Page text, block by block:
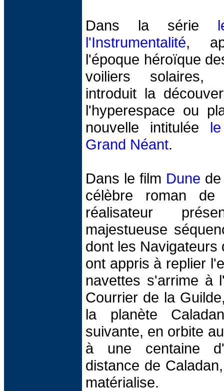
Dans la série
l'Instrumentalité,
l'époque héroïque
voiliers solaires,
introduit la
l'hyperespace ou
nouvelle intitulée
Grand Néant.
Dans le film Dune
célèbre roman
réalisateur
majestueuse
dont les Navigateurs
ont appris à replier
navettes s'arrime à
Courrier de la
la planète
suivante, en orbite
à une centaine
distance de
matérialise.